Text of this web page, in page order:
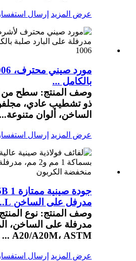
عرض المزيد إرسال استفسار
بالكامل ...
وصف المنتج: سطح من
ذو تشطيب عادي،
الساخن، ألوان
عرض المزيد إرسال استفسار
مدرفل على الساخن L...
وصف المنتج: نوع
A20/A20M، ASTM ...
عرض المزيد إرسال استفسار